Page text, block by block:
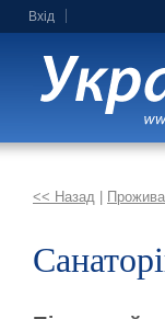
Вхід
<< Назад